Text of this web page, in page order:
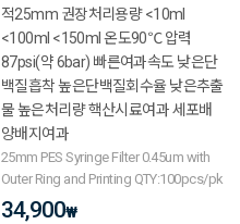
적25mm 권장처리용량 <10ml
<100ml <150ml 온도90℃ 압력
87psi(약 6bar) 빠른여과속도 낮은단
백질흡착 높은단백질회수율 낮은추출
물 높은처리량 핵산시료여과 세포배
양배지여과
25mm PES Syringe Filter 0.45um with
Outer Ring and Printing QTY:100pcs/pk
34,900₩